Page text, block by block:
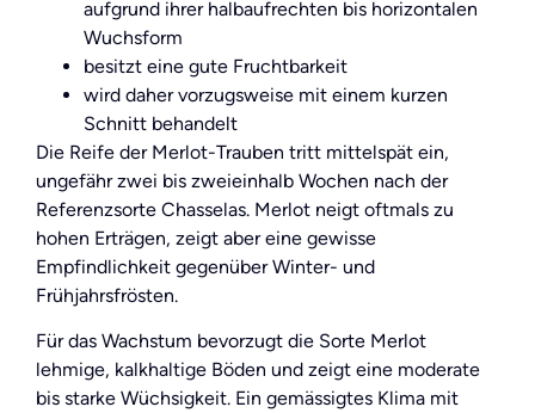
aufgrund ihrer halbaufrechten bis horizontalen
Wuchsform
besitzt eine gute Fruchtbarkeit
wird daher vorzugsweise mit einem kurzen
Schnitt behandelt
Die Reife der Merlot-Trauben tritt mittelspät ein,
ungefähr zwei bis zweieinhalb Wochen nach der
Referenzsorte Chasselas. Merlot neigt oftmals zu
hohen Erträgen, zeigt aber eine gewisse
Empfindlichkeit gegenüber Winter- und
Frühjahrsfrösten.
Für das Wachstum bevorzugt die Sorte Merlot
lehmige, kalkhaltige Böden und zeigt eine moderate
bis starke Wüchsigkeit. Ein gemässigtes Klima mit